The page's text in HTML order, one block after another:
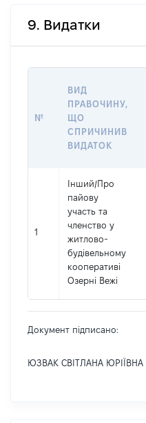
9. Видатки
№
ВИД
ПРАВОЧИНУ,
ЩО
СПРИЧИНИВ
ВИДАТОК
1
Інший/Про
пайову
участь та
членство у
житлово-
будівельному
кооперативі
Озерні Вежі
Документ підписано:
ЮЗВАК СВІТЛАНА ЮРІЇВНА